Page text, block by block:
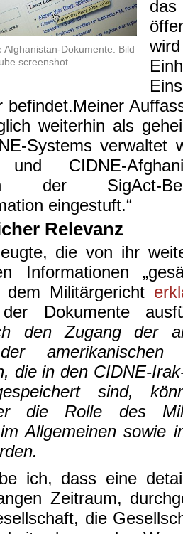
Afghanistan-Dokumente. Bild
screenshot
befindet.Meiner
weiterhin als
Systems
und CIDNE-
der SigAct-
eingestuft.“
Relevanz
die von ihr
Informationen
Militärgericht
Dokumente
den Zugang der
die in den CIDNE-
sind,
die Rolle des
Allgemeinen sowie
ich, dass eine
Zeitraum,
die